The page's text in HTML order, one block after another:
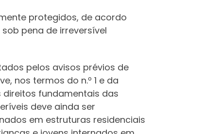
protegidos, de acordo
sob pena de irreversível
pelos avisos prévios de
nos termos do n.º 1 e da
direitos fundamentais das
deve ainda ser
em estruturas residenciais